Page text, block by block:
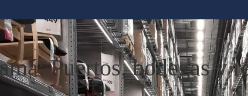
Puertos, bodegas y